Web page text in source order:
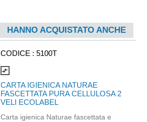
HANNO ACQUISTATO ANCHE
CODICE : 5100T
compare_arrows
CARTA IGIENICA NATURAE
FASCETTATA PURA CELLULOSA 2
VELI ECOLABEL
Carta igienica Naturae fascettata e